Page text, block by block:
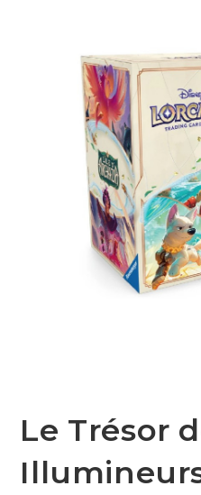
Le Trésor